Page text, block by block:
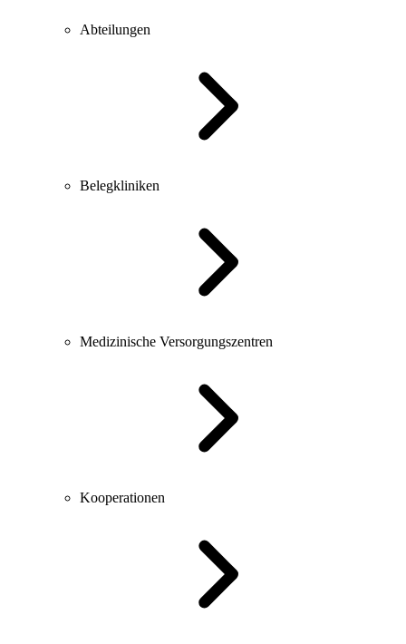
Abteilungen
Belegkliniken
Medizinische Versorgungszentren
Kooperationen